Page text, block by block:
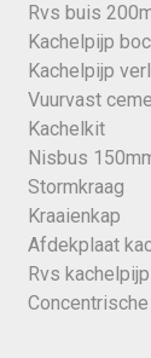
Rvs buis
Kachelpijp
Kachelpijp
Vuurvast
Kachelkit
Nisbus
Stormkraag
Kraaienkap
Afdekplaat
Rvs